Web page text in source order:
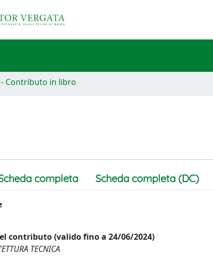
- Contributo in libro
completa Scheda completa (DC)
contributo (valido fino a 24/06/2024)
TECNICA